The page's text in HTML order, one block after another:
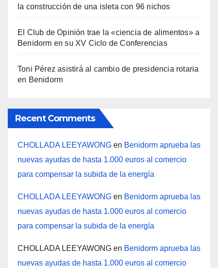
la construcción de una isleta con 96 nichos
El Club de Opinión trae la «ciencia de alimentos» a
Benidorm en su XV Ciclo de Conferencias
Toni Pérez asistirá al cambio de presidencia rotaria
en Benidorm
Recent Comments
CHOLLADA LEEYAWONG en Benidorm aprueba las
nuevas ayudas de hasta 1.000 euros al comercio
para compensar la subida de la energía
CHOLLADA LEEYAWONG en Benidorm aprueba las
nuevas ayudas de hasta 1.000 euros al comercio
para compensar la subida de la energía
CHOLLADA LEEYAWONG en Benidorm aprueba las
nuevas ayudas de hasta 1.000 euros al comercio